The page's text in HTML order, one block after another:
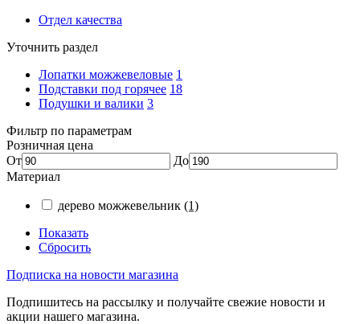
Отдел качества
Уточнить раздел
Лопатки можжевеловые 1
Подставки под горячее 18
Подушки и валики 3
Фильтр по параметрам
Розничная цена
От
До
Материал
дерево можжевельник (1)
Показать
Сбросить
Подписка на новости магазина
Подпишитесь на рассылку и получайте свежие новости и
акции нашего магазина.